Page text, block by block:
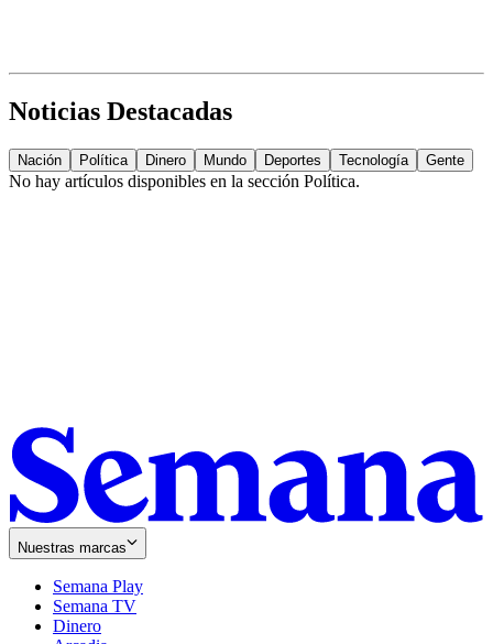
Noticias Destacadas
Nación Política Dinero Mundo Deportes Tecnología Gente
No hay artículos disponibles en la sección Política.
Nuestras marcas
Semana Play
Semana TV
Dinero